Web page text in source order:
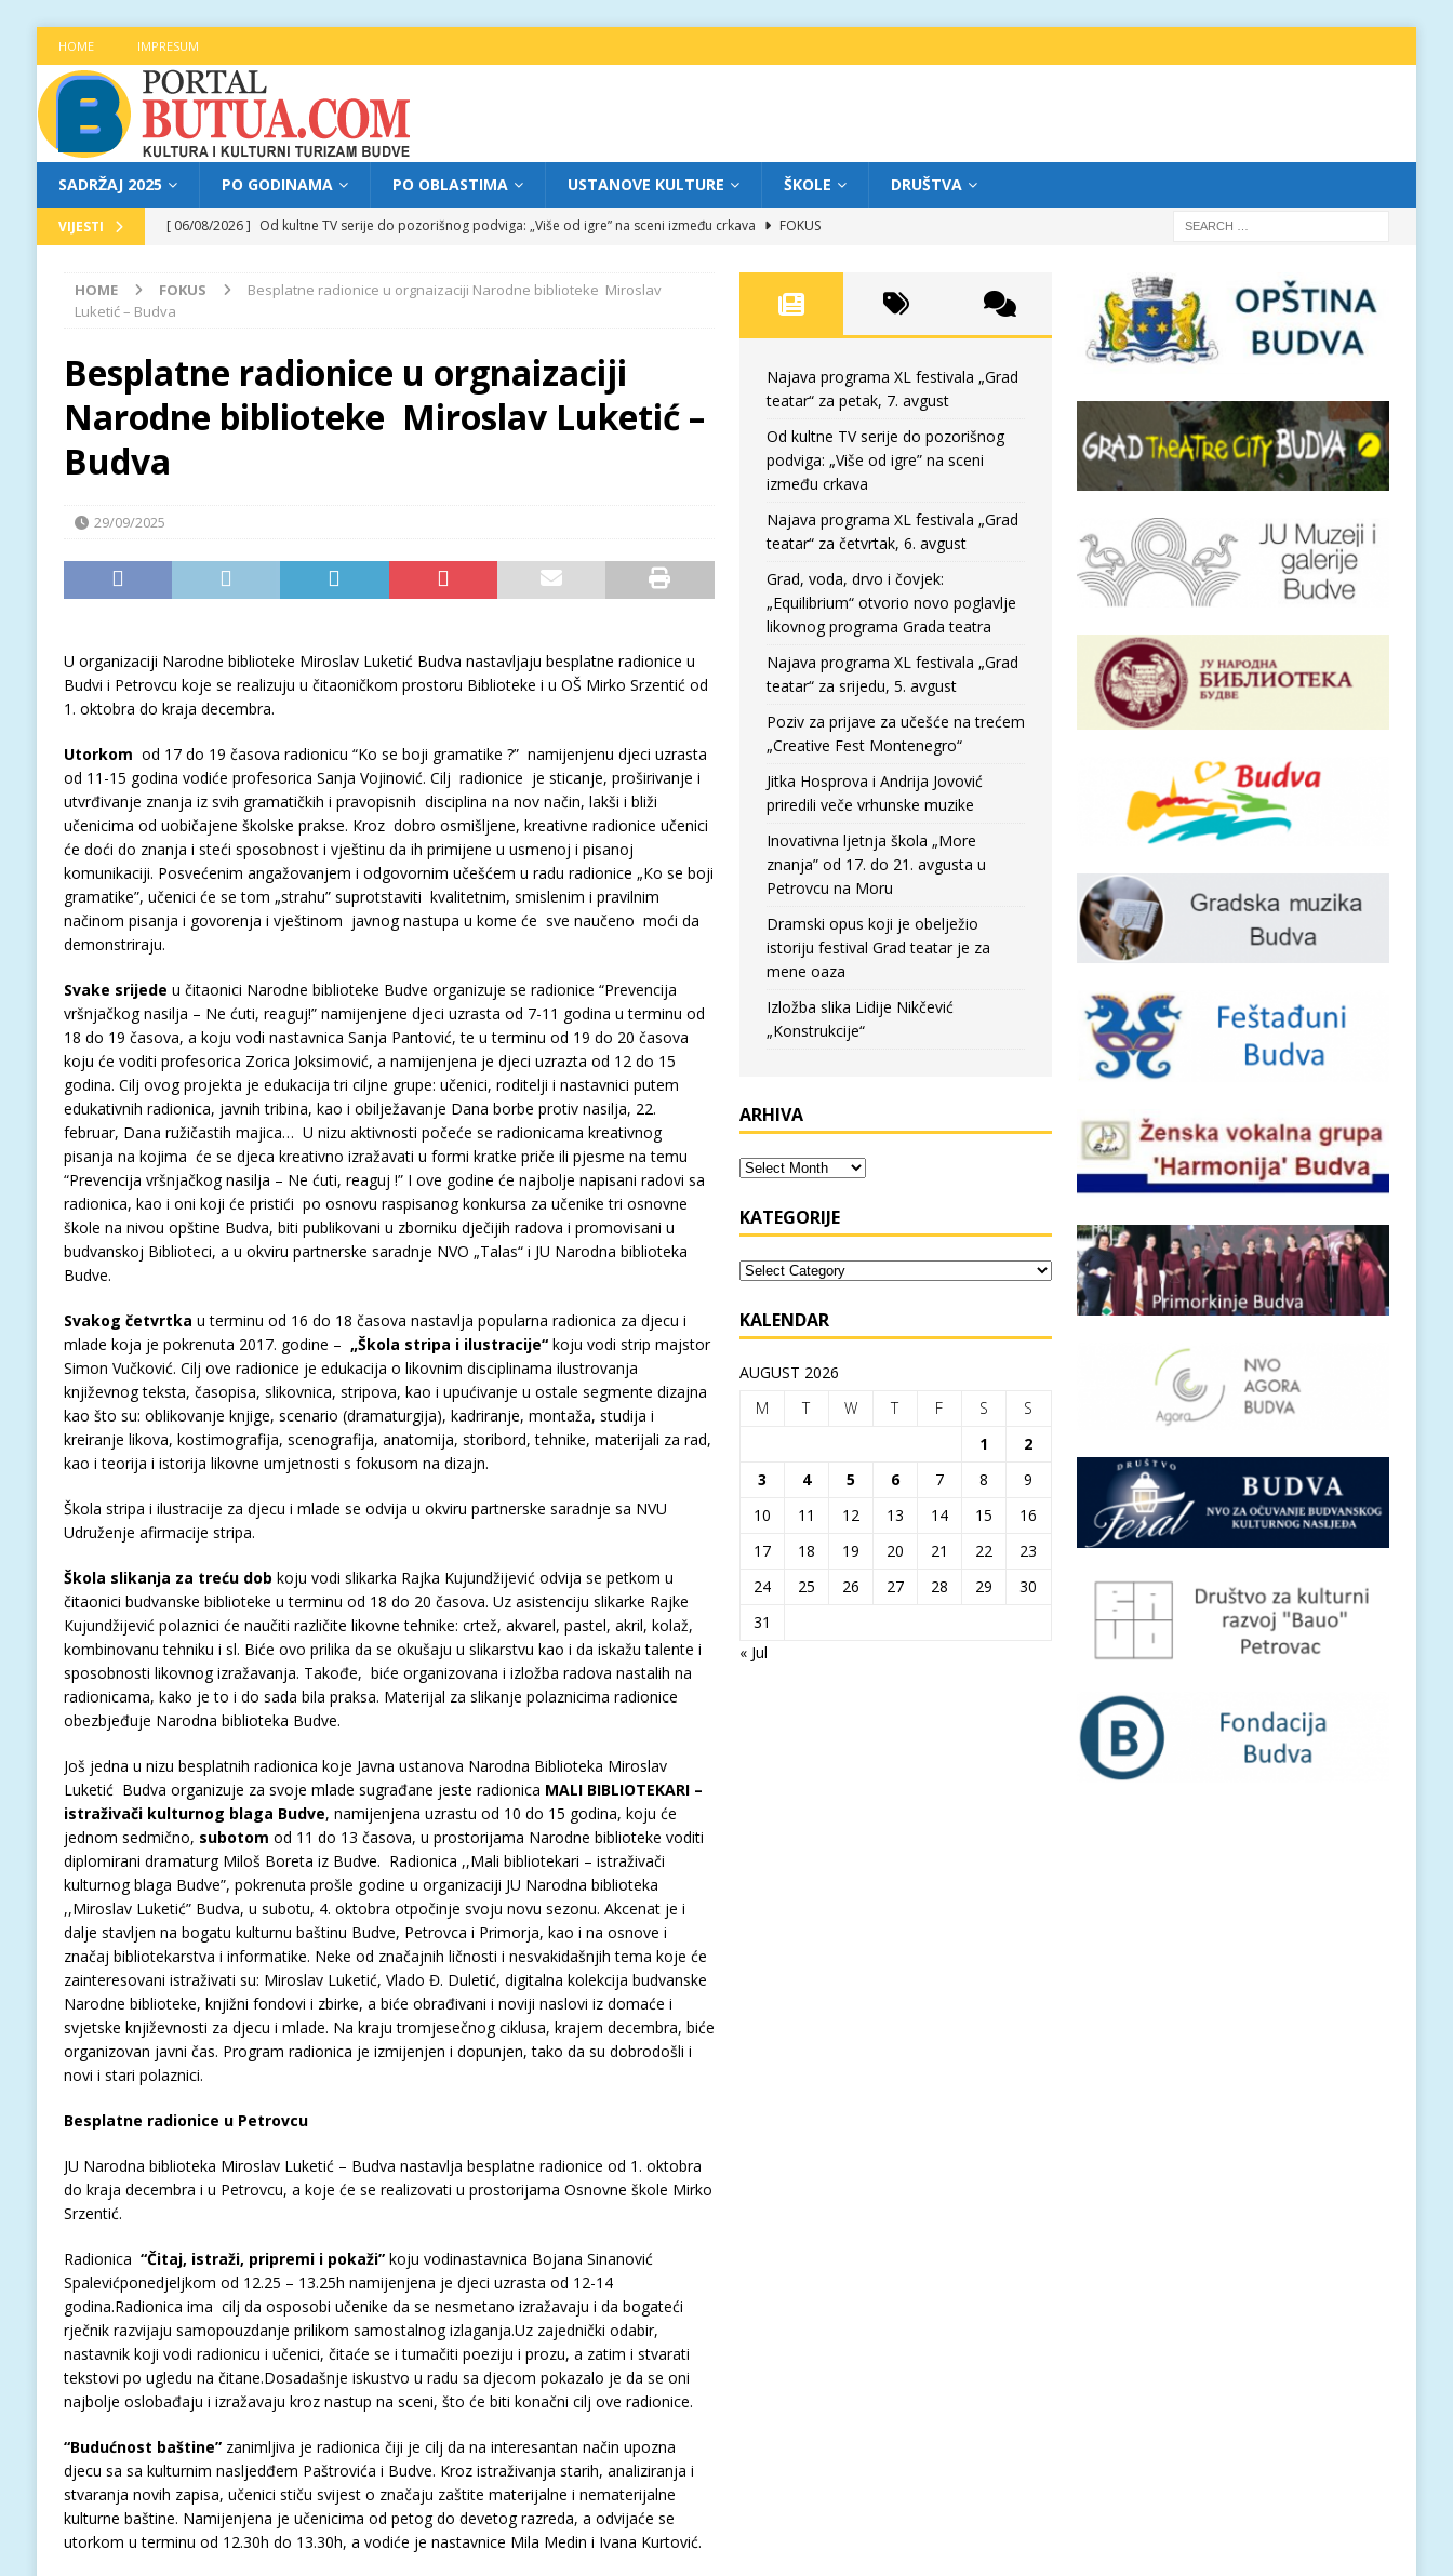
HOME IMPRESUM
SADRŽAJ 2025 PO GODINAMA PO OBLASTIMA USTANOVE KULTURE ŠKOLE DRUŠTVA
VIJESTI [ 06/08/2026 ] Od kultne TV serije do pozorišnog podviga: „Više od igre” na sceni između crkava
FOKUS
[ 05/08/2026 ] Grad, voda, drvo i čovjek: „Equilibrium“ otvorio novo poglavlje likovnog programa Grada teatra
FOKUS
[ 06/08/2026 ] Najava programa XL festivala „Grad teatar“ za petak, 7. avgust
HOME FOKUS
Besplatne radionice u orgnaizaciji Narodne biblioteke Miroslav
Luketić – Budva
Besplatne radionice u orgnaizaciji
Narodne biblioteke Miroslav Luketić –
Budva
29/09/2025
U organizaciji Narodne biblioteke Miroslav Luketić Budva nastavljaju besplatne radionice u
Budvi i Petrovcu koje se realizuju u čitaoničkom prostoru Biblioteke i u OŠ Mirko Srzentić od
1. oktobra do kraja decembra.
Utorkom od 17 do 19 časova radionicu “Ko se boji gramatike ?” namijenjenu djeci uzrasta
od 11-15 godina vodiće profesorica Sanja Vojinović. Cilj radionice je sticanje, proširivanje i
utvrđivanje znanja iz svih gramatičkih i pravopisnih disciplina na nov način, lakši i bliži
učenicima od uobičajene školske prakse. Кroz dobro osmišljene, kreativne radionice učenici
će doći do znanja i steći sposobnost i vještinu da ih primijene u usmenoj i pisanoj
komunikaciji. Posvećenim angažovanjem i odgovornim učešćem u radu radionice „Кo se boji
gramatike”, učenici će se tom „strahu” suprotstaviti kvalitetnim, smislenim i pravilnim
načinom pisanja i govorenja i vještinom javnog nastupa u kome će sve naučeno moći da
demonstriraju.
Svake srijede u čitaonici Narodne biblioteke Budve organizuje se radionice “Prevencija
vršnjačkog nasilja – Ne ćuti, reaguj!” namijenjene djeci uzrasta od 7-11 godina u terminu od
18 do 19 časova, a koju vodi nastavnica Sanja Pantović, te u terminu od 19 do 20 časova
koju će voditi profesorica Zorica Joksimović, a namijenjena je djeci uzrazta od 12 do 15
godina. Cilj ovog projekta je edukacija tri ciljne grupe: učenici, roditelji i nastavnici putem
edukativnih radionica, javnih tribina, kao i obilježavanje Dana borbe protiv nasilja, 22.
februar, Dana ružičastih majica… U nizu aktivnosti počeće se radionicama kreativnog
pisanja na kojima će se djeca kreativno izražavati u formi kratke priče ili pjesme na temu
“Prevencija vršnjačkog nasilja – Ne ćuti, reaguj !” I ove godine će najbolje napisani radovi sa
radionica, kao i oni koji će pristići po osnovu raspisanog konkursa za učenike tri osnovne
škole na nivou opštine Budva, biti publikovani u zborniku dječijih radova i promovisani u
budvanskoj Biblioteci, a u okviru partnerske saradnje NVO „Talas“ i JU Narodna biblioteka
Budve.
Svakog četvrtka u terminu od 16 do 18 časova nastavlja popularna radionica za djecu i
mlade koja je pokrenuta 2017. godine – „Škola stripa i ilustracije“koju vodi strip majstor
Simon Vučković. Cilj ove radionice je edukacija o likovnim disciplinama ilustrovanja
književnog teksta, časopisa, slikovnica, stripova, kao i upućivanje u ostale segmente dizajna
kao što su: oblikovanje knjige, scenario (dramaturgija), kadriranje, montaža, studija i
kreiranje likova, kostimografija, scenografija, anatomija, storibord, tehnike, materijali za rad,
kao i teorija i istorija likovne umjetnosti s fokusom na dizajn.
Škola stripa i ilustracije za djecu i mlade se odvija u okviru partnerske saradnje sa NVU
Udruženje afirmacije stripa.
Škola slikanja za treću dob koju vodi slikarka Rajka Kujundžijević odvija se petkom u
čitaonici budvanske biblioteke u terminu od 18 do 20 časova. Uz asistenciju slikarke Rajke
Кujundžijević polaznici će naučiti različite likovne tehnike: crtež, akvarel, pastel, akril, kolaž,
kombinovanu tehniku i sl. Biće ovo prilika da se okušaju u slikarstvu kao i da iskažu talente i
sposobnosti likovnog izražavanja. Takođe, biće organizovana i izložba radova nastalih na
radionicama, kako je to i do sada bila praksa. Materijal za slikanje polaznicima radionice
obezbjeđuje Narodna biblioteka Budve.
Još jedna u nizu besplatnih radionica koje Javna ustanova Narodna Biblioteka Miroslav
Luketić Budva organizuje za svoje mlade sugrađane jeste radionica MALI BIBLIOTEKARI –
istraživači kulturnog blaga Budve, namijenjena uzrastu od 10 do 15 godina, koju će
jednom sedmično, subotom od 11 do 13 časova, u prostorijama Narodne biblioteke voditi
diplomirani dramaturg Miloš Boreta iz Budve. Radionica ,,Mali bibliotekari – istraživači
kulturnog blaga Budve”, pokrenuta prošle godine u organizaciji JU Narodna biblioteka
,,Miroslav Luketić” Budva, u subotu, 4. oktobra otpočinje svoju novu sezonu. Akcenat je i
dalje stavljen na bogatu kulturnu baštinu Budve, Petrovca i Primorja, kao i na osnove i
značaj bibliotekarstva i informatike. Neke od značajnih ličnosti i nesvakidašnjih tema koje će
zainteresovani istraživati su: Miroslav Luketić, Vlado Đ. Duletić, digitalna kolekcija budvanske
Narodne biblioteke, knjižni fondovi i zbirke, a biće obrađivani i noviji naslovi iz domaće i
svjetske književnosti za djecu i mlade. Na kraju tromjesečnog ciklusa, krajem decembra, biće
organizovan javni čas. Program radionica je izmijenjen i dopunjen, tako da su dobrodošli i
novi i stari polaznici.
Besplatne radionice u Petrovcu
JU Narodna biblioteka Miroslav Luketić – Budva nastavlja besplatne radionice od 1. oktobra
do kraja decembra i u Petrovcu, a koje će se realizovati u prostorijama Osnovne škole Mirko
Srzentić.
Radionica “Čitaj, istraži, pripremi i pokaži”koju vodinastavnica Bojana Sinanović
Spalevićponedjeljkom od 12.25 – 13.25h namijenjena je djeci uzrasta od 12-14
godina.Radionica ima cilj da osposobi učenike da se nesmetano izražavaju i da bogateći
rječnik razvijaju samopouzdanje prilikom samostalnog izlaganja.Uz zajednički odabir,
nastavnik koji vodi radionicu i učenici, čitaće se i tumačiti poeziju i prozu, a zatim i stvarati
tekstovi po ugledu na čitane.Dosadašnje iskustvo u radu sa djecom pokazalo je da se oni
najbolje oslobađaju i izražavaju kroz nastup na sceni, što će biti konačni cilj ove radionice.
“Budućnost baštine” zanimljiva je radionica čiji je cilj da na interesantan način upozna
djecu sa sa kulturnim nasljedđem Paštrovića i Budve. Kroz istraživanja starih, analiziranja i
stvaranja novih zapisa, učenici stiču svijest o značaju zaštite materijalne i nematerijalne
kulturne baštine. Namijenjena je učenicima od petog do devetog razreda, a odvijaće se
utorkom u terminu od 12.30h do 13.30h, a vodiće je nastavnice Mila Medin i Ivana Kurtović.
Najava programa XL festivala „Grad
teatar“ za petak, 7. avgust
Od kultne TV serije do pozorišnog
podviga: „Više od igre” na sceni
između crkava
Najava programa XL festivala „Grad
teatar“ za četvrtak, 6. avgust
Grad, voda, drvo i čovjek:
„Equilibrium“ otvorio novo poglavlje
likovnog programa Grada teatra
Najava programa XL festivala „Grad
teatar“ za srijedu, 5. avgust
Poziv za prijave za učešće na trećem
„Creative Fest Montenegro“
Jitka Hosprova i Andrija Jovović
priredili veče vrhunske muzike
Inovativna ljetnja škola „More
znanja” od 17. do 21. avgusta u
Petrovcu na Moru
Dramski opus koji je obelježio
istoriju festival Grad teatar je za
mene oaza
Izložba slika Lidije Nikčević
„Konstrukcije“
ARHIVA
KATEGORIJE
KALENDAR
AUGUST 2026
M
T W T F S
S
1
2
3
4 5 6 7 8
9
10
11 12 13 14 15
16
17
18 19 20 21 22
23
24
25 26 27 28 29
30
31
« Jul